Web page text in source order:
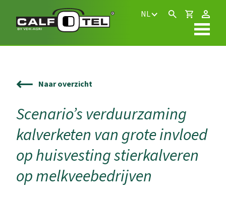
NL
Naar overzicht
Scenario’s verduurzaming
kalverketen van grote invloed
op huisvesting stierkalveren
op melkveebedrijven